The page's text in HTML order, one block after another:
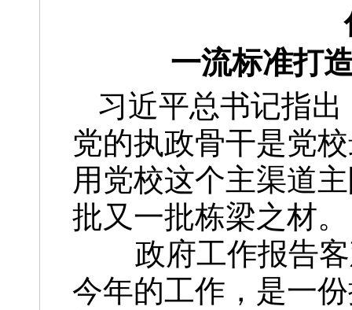
一流标准打
习近平总书记指
党的执政骨干是党
用党校这个主渠道
批又一批栋梁之材。
政府工作报告客
今年的工作，是一